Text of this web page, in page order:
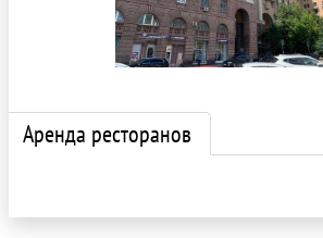
Аренда ресторанов